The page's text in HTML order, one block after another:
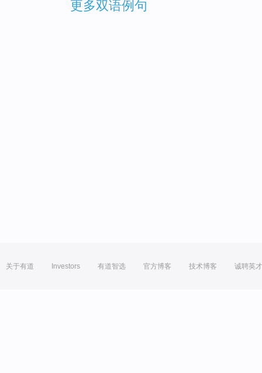
更多双语例句
关于有道 Investors 有道智选 官方博客 技术博客 诚聘英才